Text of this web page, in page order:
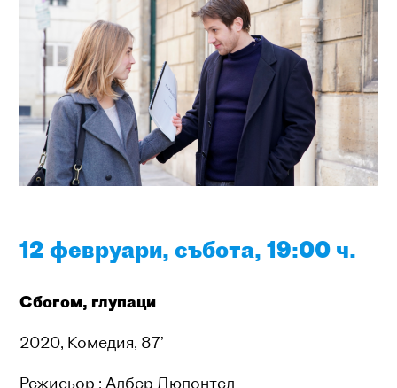
12 февруари, събота, 19:00 ч.
Сбогом, глупаци
2020, Комедия, 87’
Режисьор : Албер Дюпонтел